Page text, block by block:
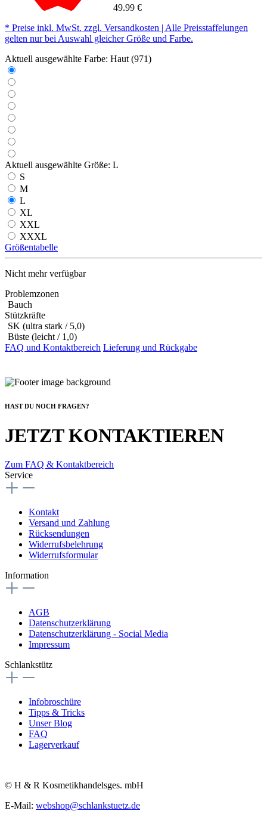
49.99 €
* Preise inkl. MwSt. zzgl. Versandkosten | Alle Preisstaffelungen
gelten nur bei Auswahl gleicher Größe und Farbe.
Aktuell ausgewählte Farbe: Haut (971)
Aktuell ausgewählte Größe: L
S
M
L
XL
XXL
XXXL
Größentabelle
Nicht mehr verfügbar
Problemzonen
Bauch
Stützkräfte
SK (ultra stark / 5,0)
Büste (leicht / 1,0)
FAQ und Kontaktbereich Lieferung und Rückgabe
HAST DU NOCH FRAGEN?
JETZT KONTAKTIEREN
Zum FAQ & Kontaktbereich
Service
Kontakt
Versand und Zahlung
Rücksendungen
Widerrufsbelehrung
Widerrufsformular
Information
AGB
Datenschutzerklärung
Datenschutzerklärung - Social Media
Impressum
Schlankstütz
Infobroschüre
Tipps & Tricks
Unser Blog
FAQ
Lagerverkauf
© H & R Kosmetikhandelsges. mbH
E-Mail: webshop@schlankstuetz.de